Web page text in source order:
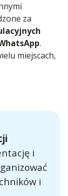
za
.
miejscach,
i
i